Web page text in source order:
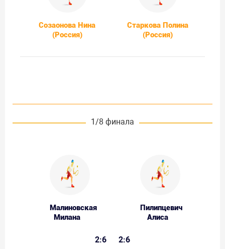
Созаонова Нина
(Россия)
Старкова Полина
(Россия)
1/8 финала
Малиновская
Милана
Пилипцевич
Алиса
2:6 2:6